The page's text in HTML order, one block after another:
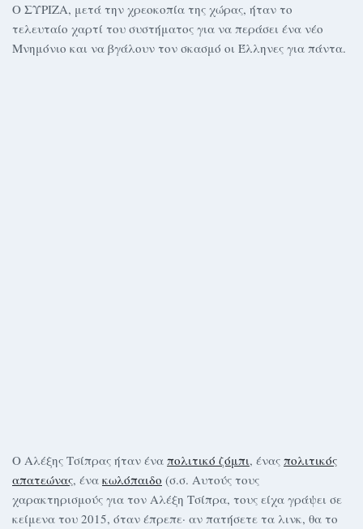
Ο ΣΥΡΙΖΑ, μετά την χρεοκοπία της χώρας, ήταν το
τελευταίο χαρτί του συστήματος για να περάσει ένα νέο
Μνημόνιο και να βγάλουν τον σκασμό οι Έλληνες για πάντα.
Ο Αλέξης Τσίπρας ήταν ένα πολιτικό ζόμπι, ένας πολιτικός
απατεώνας, ένα κωλόπαιδο (σ.σ. Αυτούς τους
χαρακτηρισμούς για τον Αλέξη Τσίπρα, τους είχα γράψει σε
κείμενα του 2015, όταν έπρεπε· αν πατήσετε τα λινκ, θα το